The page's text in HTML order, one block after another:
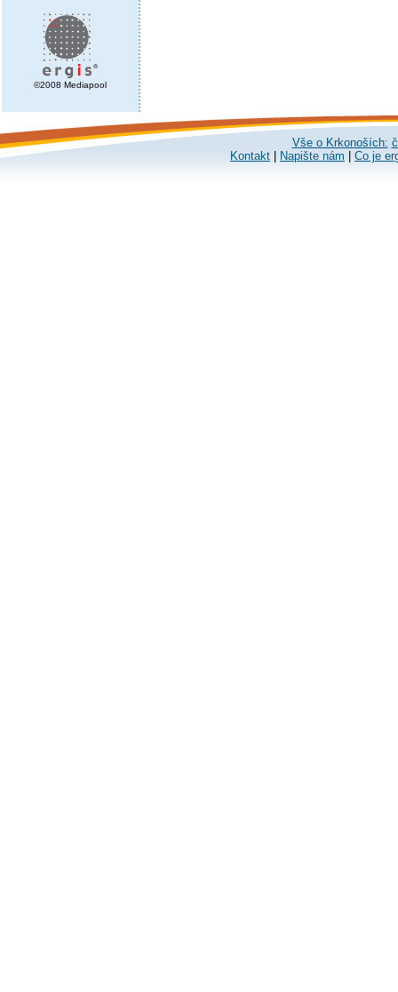
©2008 Mediapool
Vše o Krkonoších:
Kontakt
Napište nám Co je